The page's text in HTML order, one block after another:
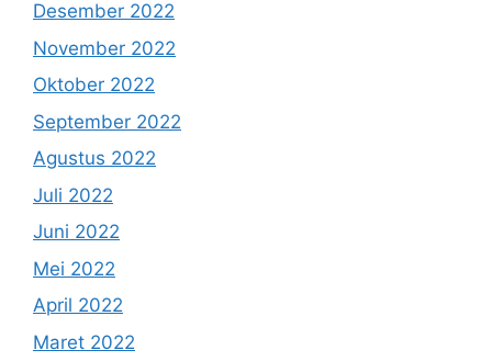
Desember 2022
November 2022
Oktober 2022
September 2022
Agustus 2022
Juli 2022
Juni 2022
Mei 2022
April 2022
Maret 2022